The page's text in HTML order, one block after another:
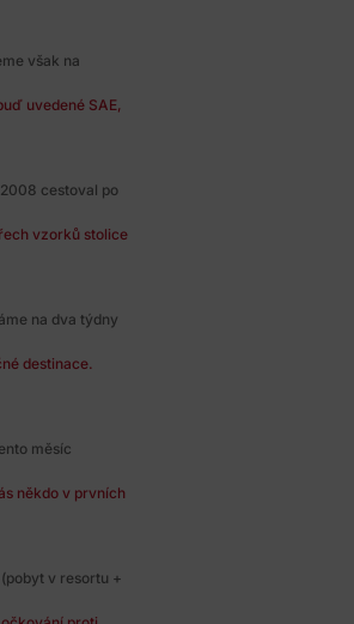
však na
uvedené SAE,
cestoval po
vzorků stolice
na dva týdny
destinace.
měsíc
někdo v prvních
v resortu +